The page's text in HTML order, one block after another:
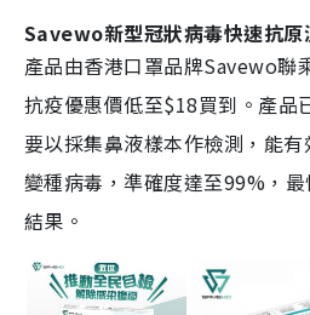
Savewo新型冠狀病毒快速抗原
產品由香港口罩品牌Savewo聯
抗疫優惠價低至$18買到。產品
要以採集鼻液樣本作檢測，能
變種病毒，準確度達至99%，
結果。